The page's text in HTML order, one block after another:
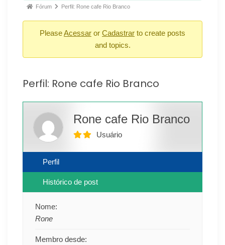
Fórum Perfil: Rone cafe Rio Branco
PleaseAcessar or Cadastrar to create posts
and topics.
Perfil: Rone cafe Rio Branco
Rone cafe Rio Branco
Usuário
Perfil
Histórico de post
Nome:
Rone
Membro desde: